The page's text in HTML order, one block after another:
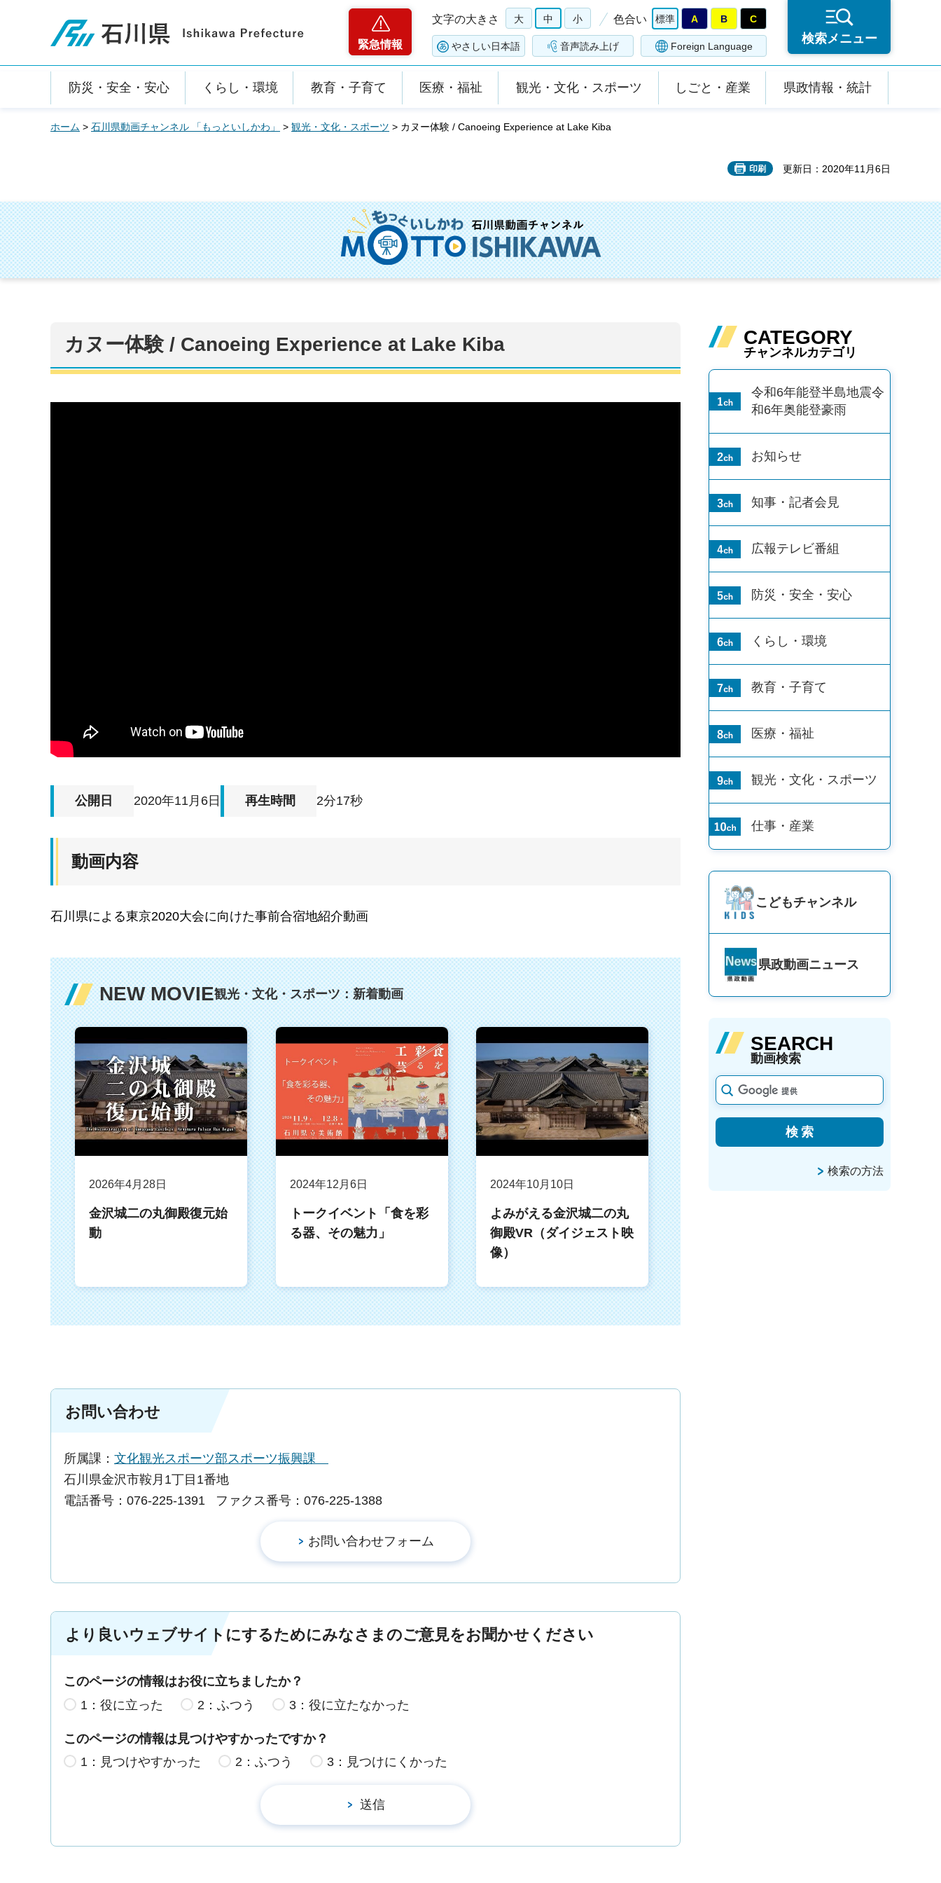
石川県
緊急情報
文字の大きさ 大 中 小 色合い 標準 A B C
やさしい日本語 音声読み上げ Foreign Language
検索メニュー
防災・安全・安心 くらし・環境 教育・子育て 医療・福祉 観光・文化・スポーツ しごと・産業 県政情報・統計
ホーム > 石川県動画チャンネル 「もっといしかわ」 > 観光・文化・スポーツ > カヌー体験 / Canoeing Experience at Lake Kiba
印刷 更新日：2020年11月6日
カヌー体験 / Canoeing Experience at Lake Kiba
公開日 2020年11月6日 再生時間 2分17秒
動画内容
石川県による東京2020大会に向けた事前合宿地紹介動画
NEW MOVIE観光・文化・スポーツ：新着動画
2026年4月28日
金沢城二の丸御殿復元始
動
2024年12月6日
トークイベント「食を彩
る器、その魅力」
2024年10月10日
よみがえる金沢城二の丸
御殿VR（ダイジェスト映
像）
お問い合わせ
所属課： 文化観光スポーツ部スポーツ振興課
石川県金沢市鞍月1丁目1番地
電話番号：076-225-1391
ファクス番号：076-225-1388
より良いウェブサイトにするためにみなさまのご意見をお聞かせください
このページの情報はお役に立ちましたか？
1：役に立った
2：ふつう 3：役に立たなかった
このページの情報は見つけやすかったですか？
1：見つけやすかった
2：ふつう 3：見つけにくかった
CATEGORY
チャンネルカテゴリ
令和6年能登半島地震令
和6年奥能登豪雨
お知らせ
知事・記者会見
広報テレビ番組
防災・安全・安心
くらし・環境
教育・子育て
医療・福祉
観光・文化・ スポーツ
仕事・産業
こどもチャンネル
県政動画ニュース
SEARCH
動画検索
検索の方法